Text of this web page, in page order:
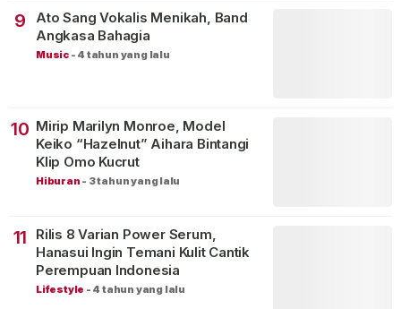
9
Ato Sang Vokalis Menikah, Band
Angkasa Bahagia
Music - 4 tahun yang lalu
10 Mirip Marilyn Monroe, Model
Keiko “Hazelnut” Aihara Bintangi
Klip Omo Kucrut
Hiburan - 3 tahun yang lalu
11
Rilis 8 Varian Power Serum,
Hanasui Ingin Temani Kulit Cantik
Perempuan Indonesia
Lifestyle - 4 tahun yang lalu